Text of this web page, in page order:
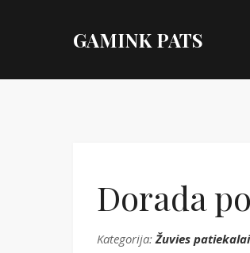
GAMINK PATS
Dorada
Kategorija:Žuvies patiekalai